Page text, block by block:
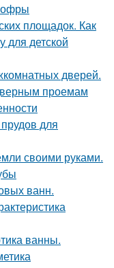
площадок. Как
для детской
дверей.
проемам
для
своими руками.
ванн.
ванны.